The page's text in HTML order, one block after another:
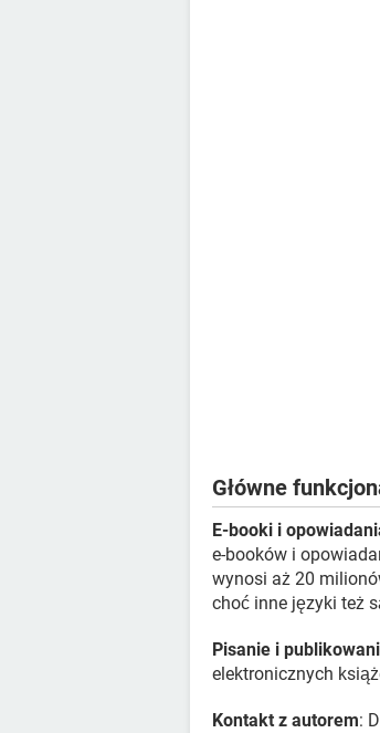
Główne
E-booki i
e-booków i
wynosi aż 20
choć inne języki też
Pisanie i
elektronicznych
Kontakt z autorem: